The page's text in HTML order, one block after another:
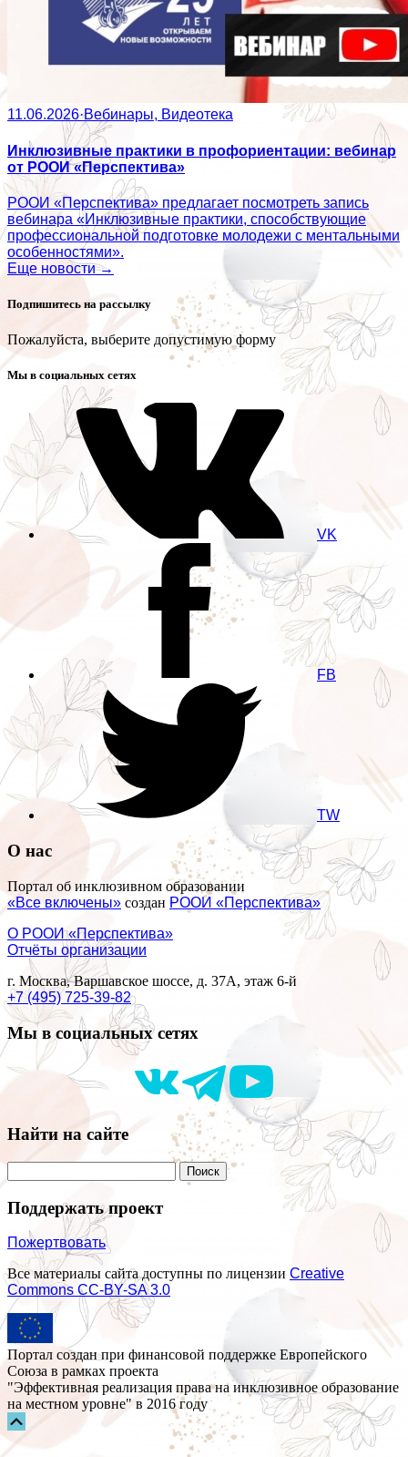
11.06.2026·Вебинары, Видеотека
Инклюзивные практики в профориентации: вебинар
от РООИ «Перспектива»
РООИ «Перспектива» предлагает посмотреть запись
вебинара «Инклюзивные практики, способствующие
профессиональной подготовке молодежи с ментальными
особенностями».
Еще новости →
Подпишитесь на рассылку
Пожалуйста, выберите допустимую форму
Мы в социальных сетях
VK
FB
TW
О нас
Портал об инклюзивном образовании
«Все включены» создан РООИ «Перспектива»
О РООИ «Перспектива»
Отчёты организации
г. Москва, Варшавское шоссе, д. 37А, этаж 6-й
+7 (495) 725-39-82
Мы в социальных сетях
Найти на сайте
Поддержать проект
Пожертвовать
Все материалы сайта доступны по лицензии Creative
Commons СС-BY-SA 3.0
Портал создан при финансовой поддержке Европейского
Союза в рамках проекта
"Эффективная реализация права на инклюзивное образование
на местном уровне" в 2016 году